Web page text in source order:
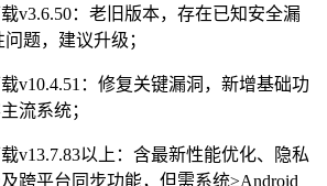
v3.6.50：老旧版本，存在已知安全漏
题，建议升级；
v10.4.51：修复关键漏洞，新增基础功
流系统；
v13.7.83以上：含最新性能优化、隐私
跨平台同步功能，但需系统≥Android